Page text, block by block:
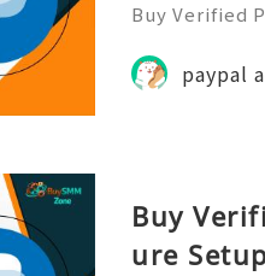
Buy Verified
on speed is
ding on a
paypal
Buy
ure